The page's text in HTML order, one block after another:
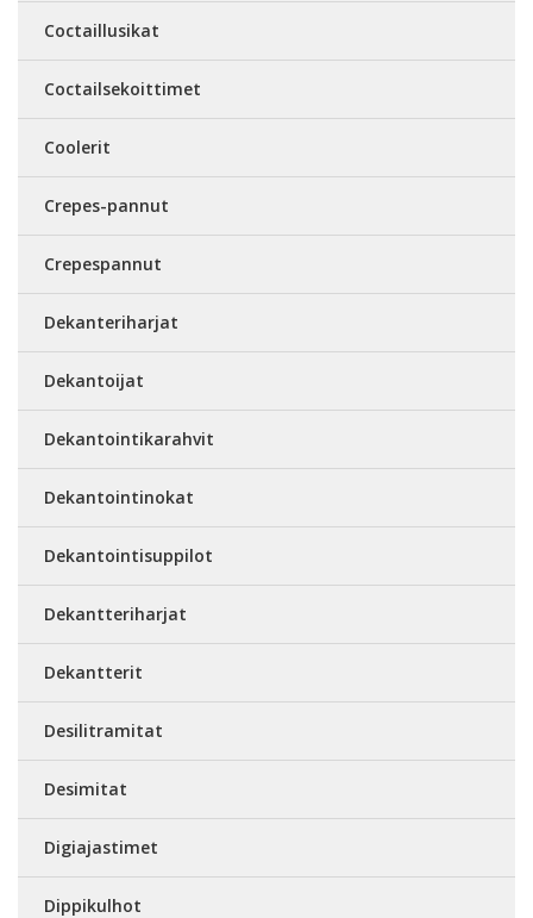
Coctaillusikat
Coctailsekoittimet
Coolerit
Crepes-pannut
Crepespannut
Dekanteriharjat
Dekantoijat
Dekantointikarahvit
Dekantointinokat
Dekantointisuppilot
Dekantteriharjat
Dekantterit
Desilitramitat
Desimitat
Digiajastimet
Dippikulhot